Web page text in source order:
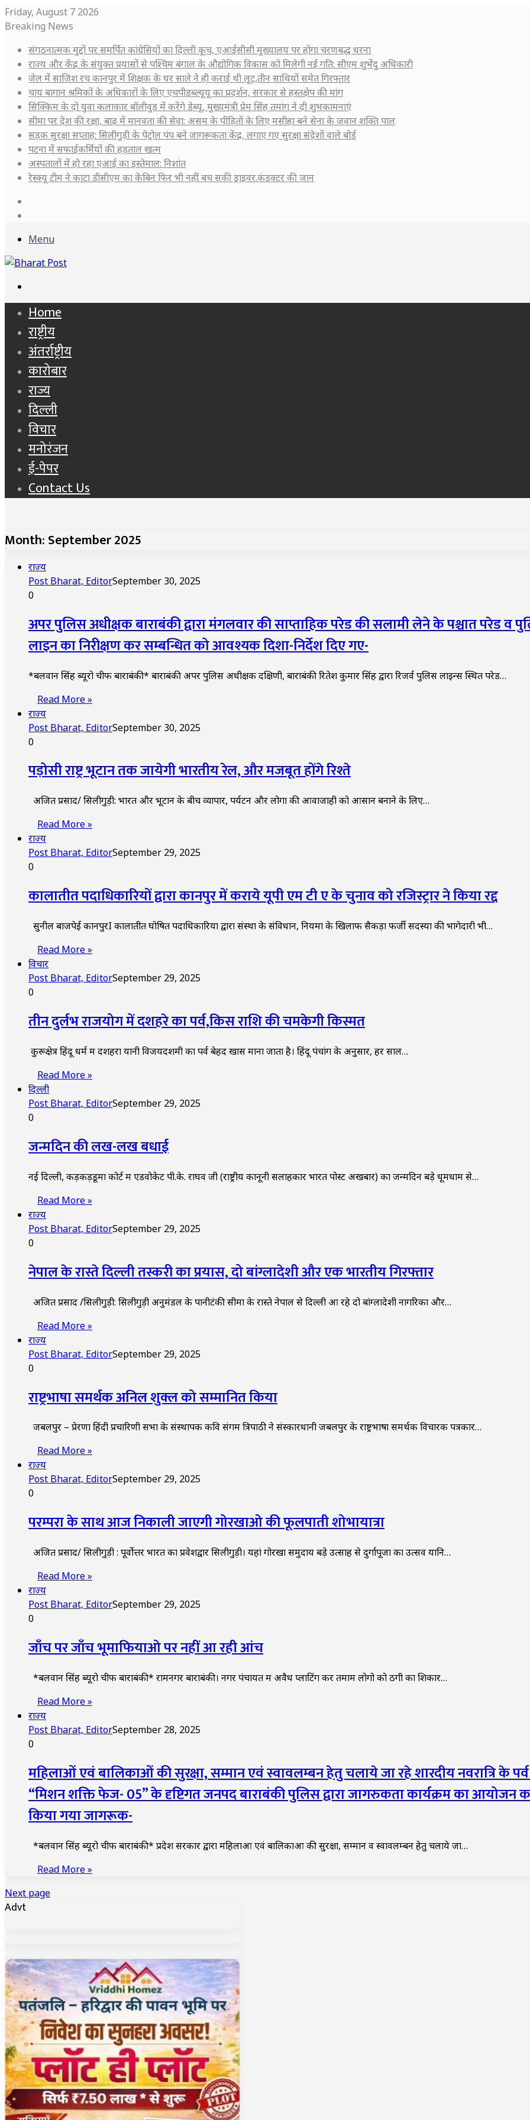
Friday, August 7 2026
Breaking News
संगठनात्मक मुद्दों पर समर्पित कांग्रेसियों का दिल्ली कूच, एआईसीसी मुख्यालय पर होगा चरणबद्ध धरना
राज्य और केंद्र के संयुक्त प्रयासों से पश्चिम बंगाल के औद्योगिक विकास को मिलेगी नई गति: सीएम शुभेंदु अधिकारी
जेल में साजिश रच कानपुर में शिक्षक के घर साले ने ही कराई थी लूट,तीन साथियों समेत गिरफ्तार
चाय बागान श्रमिकों के अधिकारों के लिए एचपीडब्ल्यूयू का प्रदर्शन, सरकार से हस्तक्षेप की मांग
सिक्किम के दो युवा कलाकार बॉलीवुड में करेंगे डेब्यू, मुख्यमंत्री प्रेम सिंह तमांग ने दी शुभकामनाएं
सीमा पर देश की रक्षा, बाढ़ में मानवता की सेवा: असम के पीड़ितों के लिए मसीहा बने सेना के जवान शक्ति पाल
सड़क सुरक्षा सप्ताह: सिलीगुड़ी के पेट्रोल पंप बने जागरूकता केंद्र, लगाए गए सुरक्षा संदेशों वाले बोर्ड
पटना में सफाईकर्मियों की हड़ताल खत्म
अस्पतालों में हो रहा एआई का इस्तेमाल: निशांत
रेस्क्यू टीम ने काटा डीसीएम का केबिन फिर भी नहीं बच सकी ड्राइवर.कंडक्टर की जान
Menu
for
Home
राष्ट्रीय
अंतर्राष्ट्रीय
कारोबार
राज्य
दिल्ली
विचार
मनोरंजन
ई-पेपर
Contact Us
Month:September 2025
राज्य
Post Bharat, EditorSeptember 30, 2025
0
अपर पुलिस अधीक्षक बाराबंकी द्वारा मंगलवार की साप्ताहिक परेड की सलामी लेने के पश्चात परेड व
लाइन का निरीक्षण कर सम्बन्धित को आवश्यक दिशा-निर्देश दिए गए-
*बलवान सिंह ब्यूरो चीफ बाराबंकी* बाराबंकी अपर पुलिस अधीक्षक दक्षिणी, बाराबंकी रितेश कुमार सिंह द्वारा रिजर्व पुलिस लाइन्स स्थित परेड…
Read More »
राज्य
Post Bharat, EditorSeptember 30, 2025
0
पड़ोसी राष्ट्र भूटान तक जायेगी भारतीय रेल, और मजबूत होंगे रिश्ते
अजित प्रसाद/ सिलीगुड़ी: भारत और भूटान के बीच व्यापार, पर्यटन और लोगों की आवाजाही को आसान बनाने के लिए…
Read More »
राज्य
Post Bharat, EditorSeptember 29, 2025
0
कालातीत पदाधिकारियों द्वारा कानपुर में कराये यूपी एम टी ए के चुनाव को रजिस्ट्रार ने किया रद्द
सुनील बाजपेई कानपुरI कालातीत घोषित पदाधिकारियों द्वारा संस्था के संविधान, नियमों के खिलाफ सैकड़ों फर्जी सदस्यों की भागेदारी भी…
Read More »
विचार
Post Bharat, EditorSeptember 29, 2025
0
तीन दुर्लभ राजयोग में दशहरे का पर्व,किस राशि की चमकेगी किस्मत
कुरूक्षेत्र हिंदू धर्म में दशहरा यानी विजयदशमी का पर्व बेहद खास माना जाता है। हिंदू पंचांग के अनुसार, हर साल…
Read More »
दिल्ली
Post Bharat, EditorSeptember 29, 2025
0
जन्मदिन की लख-लख बधाई
नई दिल्ली, कड़कड़डूमा कोर्ट में एडवोकेट पी.के. राघव जी (राष्ट्रीय कानूनी सलाहकार भारत पोस्ट अखबार) का जन्मदिन बड़े धूमधाम से…
Read More »
राज्य
Post Bharat, EditorSeptember 29, 2025
0
नेपाल के रास्ते दिल्ली तस्करी का प्रयास, दो बांग्लादेशी और एक भारतीय गिरफ्तार
अजित प्रसाद /सिलीगुड़ी: सिलीगुड़ी अनुमंडल के पानीटंकी सीमा के रास्ते नेपाल से दिल्ली आ रहे दो बांग्लादेशी नागरिकों और…
Read More »
राज्य
Post Bharat, EditorSeptember 29, 2025
0
राष्ट्रभाषा समर्थक अनिल शुक्ल को सम्मानित किया
जबलपुर – प्रेरणा हिंदी प्रचारिणी सभा के संस्थापक कवि संगम त्रिपाठी ने संस्कारधानी जबलपुर के राष्ट्रभाषा समर्थक विचारक पत्रकार…
Read More »
राज्य
Post Bharat, EditorSeptember 29, 2025
0
परम्परा के साथ आज निकाली जाएगी गोरखाओ की फूलपाती शोभायात्रा
अजित प्रसाद/ सिलीगुड़ी : पूर्वोत्तर भारत का प्रवेशद्वार सिलीगुड़ी। यहां गोरखा समुदाय बड़े उत्साह से दुर्गापूजा का उत्सव यानि…
Read More »
राज्य
Post Bharat, EditorSeptember 29, 2025
0
जाँच पर जाँच भूमाफियाओ पर नहीं आ रही आंच
*बलवान सिंह ब्यूरो चीफ बाराबंकी* रामनगर बाराबंकी। नगर पंचायत में अवैध प्लाटिंग कर तमाम लोगो को ठगी का शिकार…
Read More »
राज्य
Post Bharat, EditorSeptember 28, 2025
0
महिलाओं एवं बालिकाओं की सुरक्षा, सम्मान एवं स्वावलम्बन हेतु चलाये जा रहे शारदीय नवरात्रि के
“मिशन शक्ति फेज- 05” के दृष्टिगत जनपद बाराबंकी पुलिस द्वारा जागरुकता कार्यक्रम का आयोजन
किया गया जागरूक-
*बलवान सिंह ब्यूरो चीफ बाराबंकी* प्रदेश सरकार द्वारा महिलाओं एवं बालिकाओं की सुरक्षा, सम्मान व स्वावलम्बन हेतु चलाये जा…
Read More »
Next page
Advt